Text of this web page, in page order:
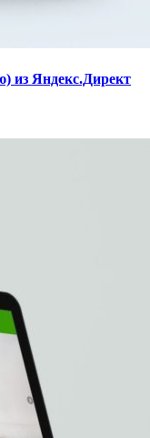
из Яндекс.Директ